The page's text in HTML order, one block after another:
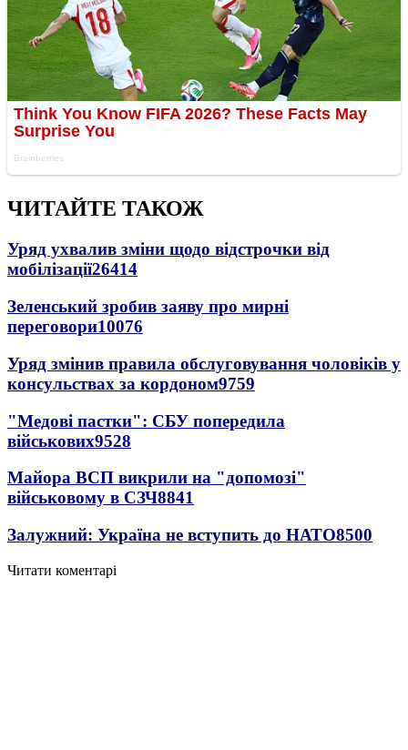
ЧИТАЙТЕ ТАКОЖ
Уряд ухвалив зміни щодо відстрочки від
мобілізації26414
Зеленський зробив заяву про мирні
переговори10076
Уряд змінив правила обслуговування чоловіків у
консульствах за кордоном9759
"Медові пастки": СБУ попередила
військових9528
Майора ВСП викрили на "допомозі"
військовому в СЗЧ8841
Залужний: Україна не вступить до НАТО8500
Читати коментарі